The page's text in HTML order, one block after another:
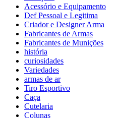
Acessório e Equipamento
Def Pessoal e Legitima
Criador e Designer Arma
Fabricantes de Armas
Fabricantes de Munições
história
curiosidades
Variedades
armas de ar
Tiro Esportivo
Caça
Cutelaria
Colunas